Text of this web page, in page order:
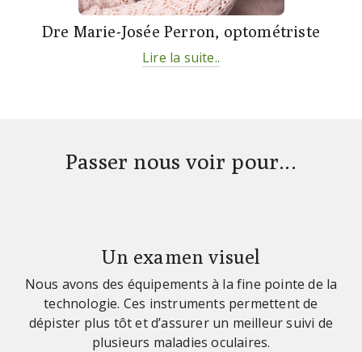
Dre Marie-Josée Perron, optométriste
Lire la suite..
Passer nous voir pour...
Un examen visuel
Nous avons des équipements à la fine pointe de la
technologie. Ces instruments permettent de
dépister plus tôt et d’assurer un meilleur suivi de
plusieurs maladies oculaires.